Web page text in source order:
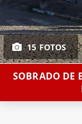
15 FOTOS
SOBRADO DE